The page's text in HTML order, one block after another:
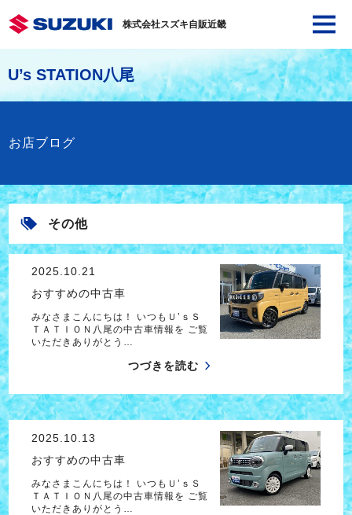
株式会社スズキ自販近畿
U’s STATION八尾
お店ブログ
その他
2025.10.21
おすすめの中古車
みなさまこんにちは！ いつもＵ’ｓＳ
ＴＡＴＩＯＮ八尾の中古車情報を ご覧
いただきありがとう…
つづきを読む
2025.10.13
おすすめの中古車
みなさまこんにちは！ いつもＵ’ｓＳ
ＴＡＴＩＯＮ八尾の中古車情報を ご覧
いただきありがとう…